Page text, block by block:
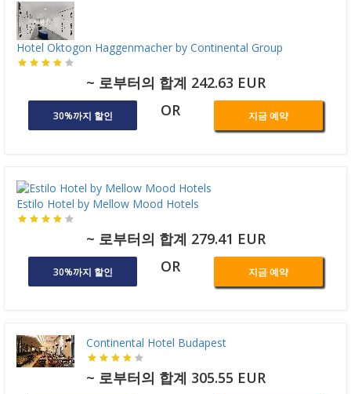
Hotel Oktogon Haggenmacher by Continental Group
~ 로부터의 합계 242.63 EUR
30%까지 할인 OR 지금 예약
Estilo Hotel by Mellow Mood Hotels
~ 로부터의 합계 279.41 EUR
30%까지 할인 OR 지금 예약
Continental Hotel Budapest
~ 로부터의 합계 305.55 EUR